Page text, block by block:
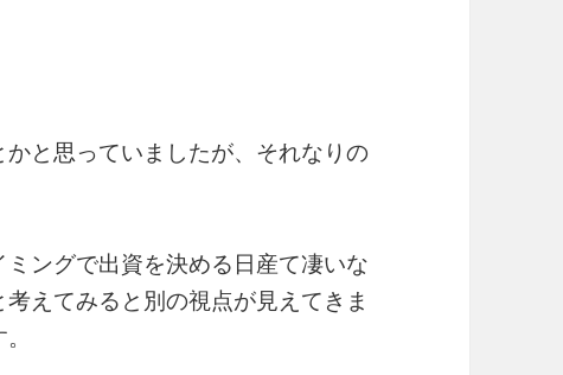
かと思っていましたが、それなりの
ングで出資を決める日産て凄いな
えてみると別の視点が見えてきま